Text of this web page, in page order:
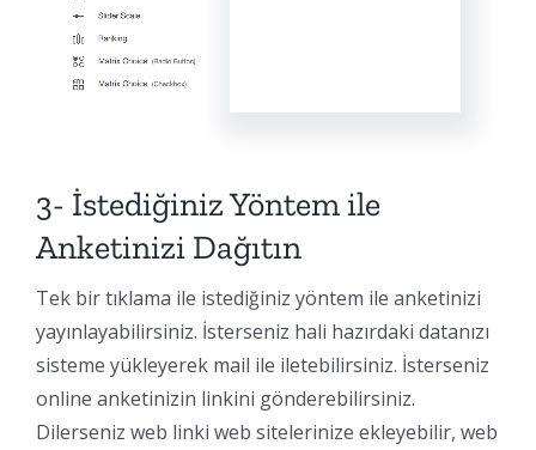
3- İstediğiniz Yöntem ile
Anketinizi Dağıtın
Tek bir tıklama ile istediğiniz yöntem ile anketinizi
yayınlayabilirsiniz. İsterseniz hali hazırdaki datanızı
sisteme yükleyerek mail ile iletebilirsiniz. İsterseniz
online anketinizin linkini gönderebilirsiniz.
Dilerseniz web linki web sitelerinize ekleyebilir, web